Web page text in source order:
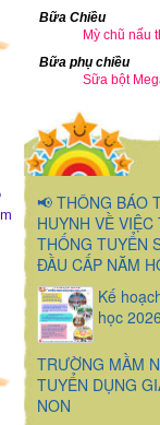
Bữa Chiều
Mỳ chũ nấu
Bữa phụ chiều
Sữa bột
📢 THÔNG BÁO
HUYNH VỀ
THỐNG TUYỂN
ĐẦU CẤP NĂM
Kế
học
TRƯỜNG MẦM
TUYỂN DỤNG
NON